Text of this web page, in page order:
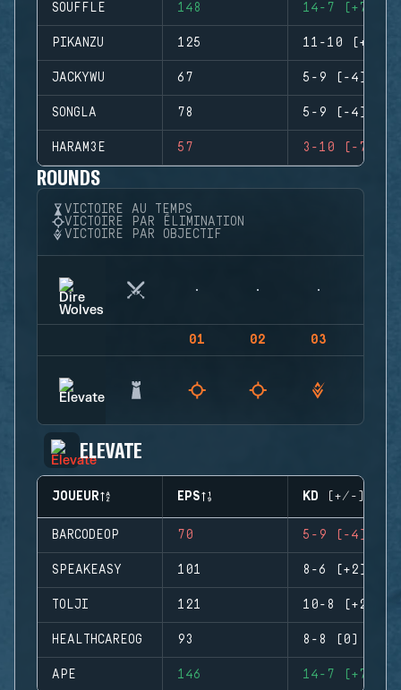
SOUFFLE 148 14-7 (+7)
PIKANZU 125 11-10 (+1)
JACKYWU 67 5-9 (-4)
SONGLA 78 5-9 (-4)
HARAM3E 57 3-10 (-7)
ROUNDS
VICTOIRE AU TEMPS
VICTOIRE PAR ÉLIMINATION
VICTOIRE PAR OBJECTIF
01 02 03
ELEVATE
JOUEUR EPS KD (+/-)
BARCODEOP 70 5-9 (-4)
SPEAKEASY 101 8-6 (+2)
TOLJI 121 10-8 (+2)
HEALTHCAREOG 93 8-8 (0)
APE 146 14-7 (+7)